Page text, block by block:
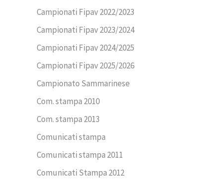
Campionati Fipav 2022/2023
Campionati Fipav 2023/2024
Campionati Fipav 2024/2025
Campionati Fipav 2025/2026
Campionato Sammarinese
Com. stampa 2010
Com. stampa 2013
Comunicati stampa
Comunicati stampa 2011
Comunicati Stampa 2012